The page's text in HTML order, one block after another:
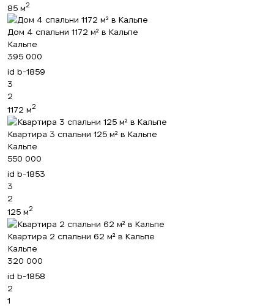
85 м2
Дом 4 спальни 1172 м² в Кальпе
Кальпе
395 000
id b-1859
3
2
1172 м2
Квартира 3 спальни 125 м² в Кальпе
Кальпе
550 000
id b-1853
3
2
125 м2
Квартира 2 спальни 62 м² в Кальпе
Кальпе
320 000
id b-1858
2
1
Мы получили Ваш
запрос и ответим в
ближайшее время.
Подписка на обновления успешно
Мы вам перезвоним
Оставьте ваши контактные данные и мы